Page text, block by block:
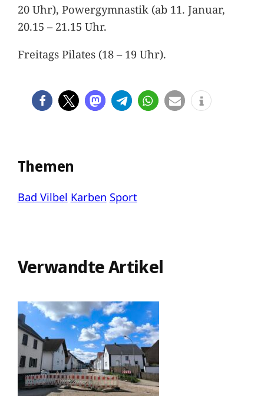
20 Uhr), Powergymnastik (ab 11. Januar,
20.15 – 21.15 Uhr.
Freitags Pilates (18 – 19 Uhr).
Themen
Bad Vilbel Karben Sport
Verwandte Artikel